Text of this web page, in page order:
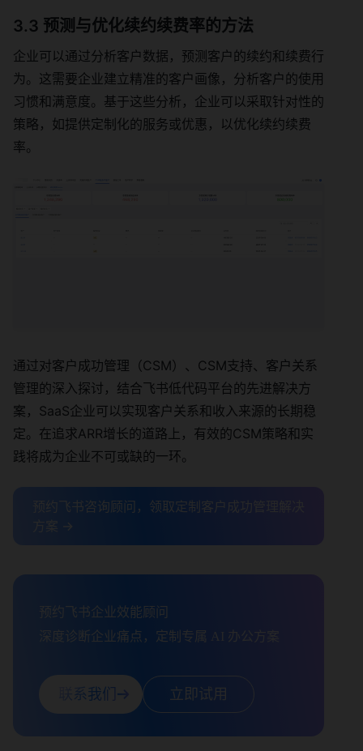
3.3 预测与优化续约续费率的方法
企业可以通过分析客户数据，预测客户的续约和续费行
为。这需要企业建立精准的客户画像，分析客户的使用
习惯和满意度。基于这些分析，企业可以采取针对性的
策略，如提供定制化的服务或优惠，以优化续约续费
率。
通过对客户成功管理（CSM）、CSM支持、客户关系
管理的深入探讨，结合飞书低代码平台的先进解决方
案，SaaS企业可以实现客户关系和收入来源的长期稳
定。在追求ARR增长的道路上，有效的CSM策略和实
践将成为企业不可或缺的一环。
预约飞书咨询顾问，领取定制客户成功管理解决
方案 →
预约飞书企业效能顾问
深度诊断企业痛点，定制专属 AI 办公方案
联系我们 立即试用